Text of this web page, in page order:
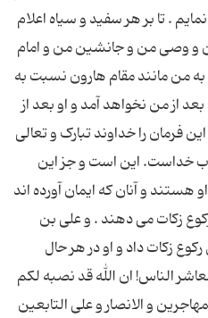
. تا بر هر سفید و سیاه اعلام
و وصی من و جانشین من و امام
من مانند مقام هارون نسبت به
از من نخواهد آمد و او بعد از
فرمان را خداوند تبارک و تعالی
خداست. این است و جز این
و آنان که ایمان آورده اند
رکوع زکات می دهند . و علی بن
رکوع زکات داد و او در هر حال
الناس! ان الله قد نصبه لكم
و الانصار و على التابعین